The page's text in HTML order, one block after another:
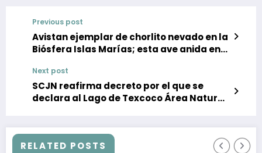
Previous post
Avistan ejemplar de chorlito nevado en la
Biósfera Islas Marías; esta ave anida en
Next post
SCJN reafirma decreto por el que se
declara al Lago de Texcoco Área Natural
RELATED POSTS